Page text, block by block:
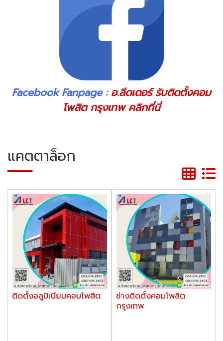
Facebook Fanpage : อ.ลีดเดอร์ รับติดตั้งคอม
โพสิต กรุงเทพคลิกที่นี่
แคตตาล็อก
ติดตั้งอลูมิเนียมคอมโพสิต
ช่างติดตั้งคอมโพสิต
กรุงเทพ